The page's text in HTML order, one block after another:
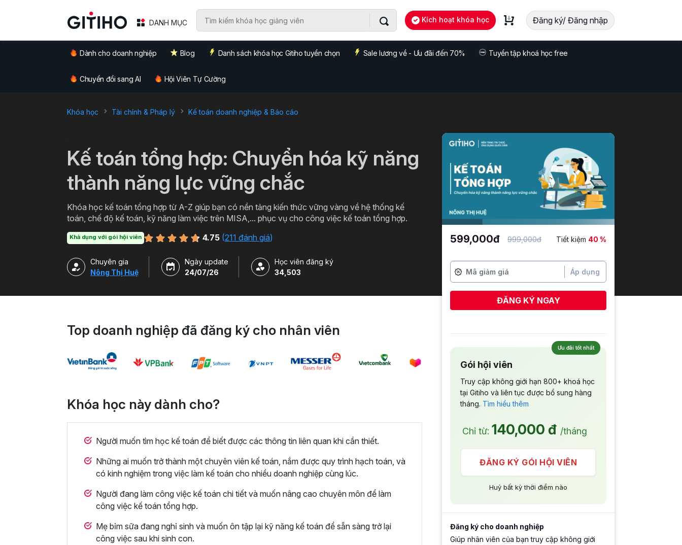
DANH MỤC Kích hoạt khóa học Đăng ký/ Đăng nhập
Dành cho doanh nghiệp Blog Danh sách khóa học Gitiho tuyển chọn Sale lương về - Ưu đãi đến 70% Tuyển tập khoá học free
Chuyển đổi sang AI Hội Viên Tự Cường
Khóa học Tài chính & Pháp lý Kế toán doanh nghiệp & Báo cáo
Kế toán tổng hợp: Chuyển hóa kỹ năng
thành năng lực vững chắc
Khóa học kế toán tổng hợp từ A-Z giúp bạn có nền tảng kiến thức vững vàng về hệ thống kế
toán, chế độ kế toán, kỹ năng làm việc trên MISA,... phục vụ cho công việc kế toán tổng hợp.
Khả dụng với gói hội viên 4.75 (211 đánh giá)
Chuyên gia
Nông Thị Huệ
Ngày update
24/07/26
Học viên đăng ký
34,503
Top doanh nghiệp đã đăng ký cho nhân viên
Khóa học này dành cho?
Người muốn tìm học kế toán để biết được các thông tin liên quan khi cần thiết.
Những ai muốn trở thành một chuyên viên kế toán, nắm được quy trình hạch toán, và
có kinh nghiệm trong việc làm kế toán cho nhiều doanh nghiệp cùng lúc.
Người đang làm công việc kế toán chi tiết và muốn nâng cao chuyên môn để làm
công việc kế toán tổng hợp.
Mẹ bỉm sữa đang nghỉ sinh và muốn ôn tập lại kỹ năng kế toán để sẵn sàng trở lại
công việc sau khi sinh con.
599,000đ 999,000đ Tiết kiệm 40 %
Áp dụng
ĐĂNG KÝ NGAY
Ưu đãi tốt nhất
Gói hội viên
Truy cập không giới hạn 800+ khoá học
tại Gitiho và liên tục được bổ sung hàng
tháng. Tìm hiểu thêm
Chỉ từ: 140,000 đ /tháng
ĐĂNG KÝ GÓI HỘI VIÊN
Huỷ bất kỳ thời điểm nào
Đăng ký cho doanh nghiệp
Giúp nhân viên của bạn truy cập không giới